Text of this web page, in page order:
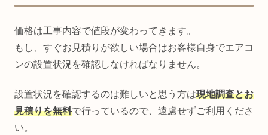
価格は工事内容で値段が変わってきます。
もし、すぐお見積りが欲しい場合はお客様自身でエアコ
ンの設置状況を確認しなければなりません。
設置状況を確認するのは難しいと思う方は現地調査とお
見積りを無料で行っているので、遠慮せずご利用くださ
い。